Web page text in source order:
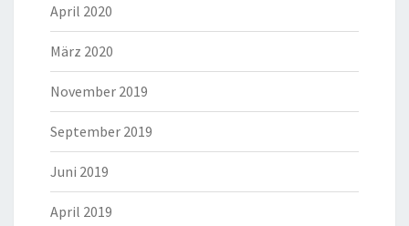
April 2020
März 2020
November 2019
September 2019
Juni 2019
April 2019